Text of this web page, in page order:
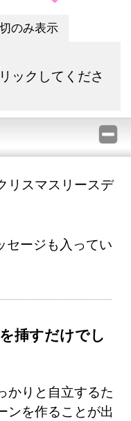
のみ表示
ックしてくださ
リスマスリースデ
セージも入ってい
挿すだけでし
かりと自立するた
ンを作ることが出